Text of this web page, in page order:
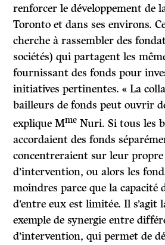
renforcer le développement de
Toronto et dans ses environs.
cherche à rassembler des
sociétés) qui partagent les
fournissant des fonds pour
initiatives pertinentes. « La
bailleurs de fonds peut ouvrir
explique Mme Nuri. Si tous les
accordaient des fonds
concentreraient sur leur
d’intervention, ou alors les
moindres parce que la capacité
d’entre eux est limitée. Il s’agit
exemple de synergie entre
d’intervention, qui permet de